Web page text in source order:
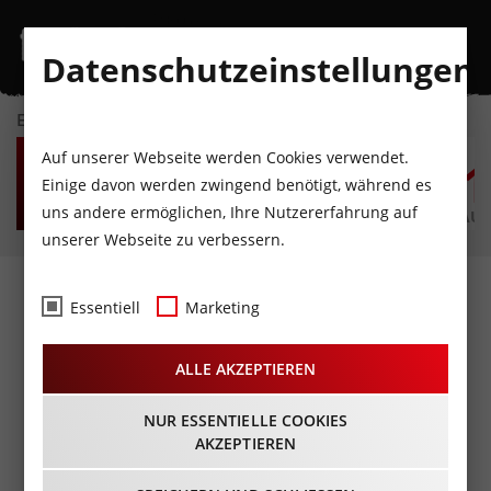
EVENTKALENDER
DO
6
AUGUST
FR
7
AUGUST
SA
8
AUGUST
SO
9
AUGUST
MO
10
AUGUST
Fotos - Holiday On
Ice@Olympiaworld
Innsbruck
11.01.2019
Datenschutzeinstellungen
Auf unserer Webseite werden Cookies verwendet.
Einige davon werden zwingend benötigt, während es
uns andere ermöglichen, Ihre Nutzererfahrung auf
unserer Webseite zu verbessern.
Essentiell Marketing
ALLE AKZEPTIEREN
NUR ESSENTIELLE COOKIES
AKZEPTIEREN